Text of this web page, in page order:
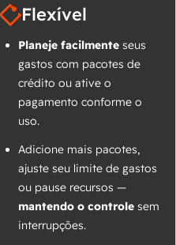
Flexível
Planeje facilmente seus
gastos com pacotes de
crédito ou ative o
pagamento conforme o
uso.
Adicione mais pacotes,
ajuste seu limite de gastos
ou pause recursos —
mantendo o controle sem
interrupções.